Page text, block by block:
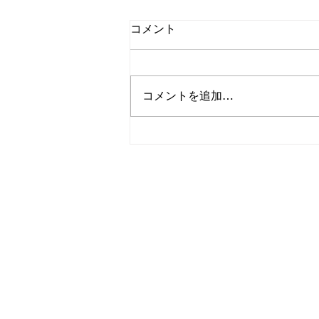
除草作業☀️
コメント
コメントを追加…